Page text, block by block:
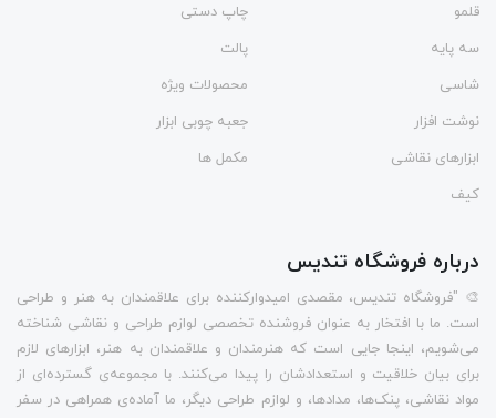
قلمو
چاپ دستی
سه پایه
پالت
شاسی
محصولات ویژه
نوشت افزار
جعبه چوبی ابزار
ابزارهای نقاشی
مکمل ها
کیف
درباره فروشگاه تندیس
🎨 "فروشگاه تندیس، مقصدی امیدوارکننده برای علاقمندان به هنر و طراحی
است. ما با افتخار به عنوان فروشنده تخصصی لوازم طراحی و نقاشی شناخته
می‌شویم، اینجا جایی است که هنرمندان و علاقمندان به هنر، ابزارهای لازم
برای بیان خلاقیت و استعدادشان را پیدا می‌کنند. با مجموعه‌ی گسترده‌ای از
مواد نقاشی، پنک‌ها، مدادها، و لوازم طراحی دیگر، ما آماده‌ی همراهی در سفر